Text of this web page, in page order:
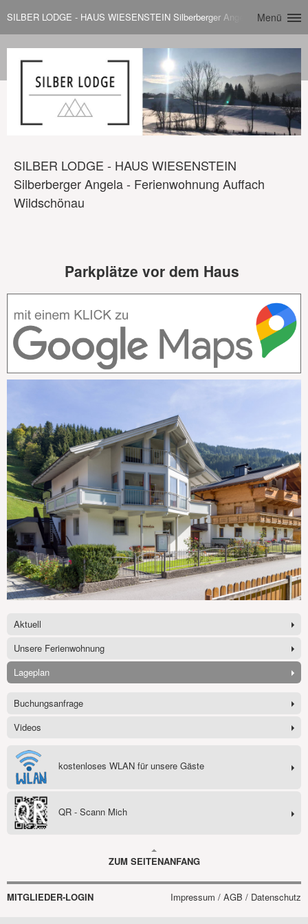
SILBER LODGE - HAUS WIESENSTEIN Silberberger Angela -Menü
SILBER LODGE - HAUS WIESENSTEIN
Silberberger Angela - Ferienwohnung Auffach
Wildschönau
Parkplätze vor dem Haus
Aktuell
Unsere Ferienwohnung
Lageplan
Buchungsanfrage
Videos
kostenloses WLAN für unsere Gäste
QR - Scann Mich
ZUM SEITENANFANG
MITGLIEDER-LOGIN Impressum / AGB / Datenschutz